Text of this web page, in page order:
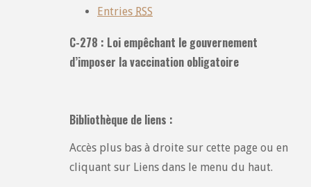
Entries RSS
C-278 : Loi empêchant le gouvernement
d’imposer la vaccination obligatoire
Bibliothèque de liens :
Accès plus bas à droite sur cette page ou en
cliquant sur Liens dans le menu du haut.